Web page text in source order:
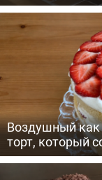
Воздушный
торт, который